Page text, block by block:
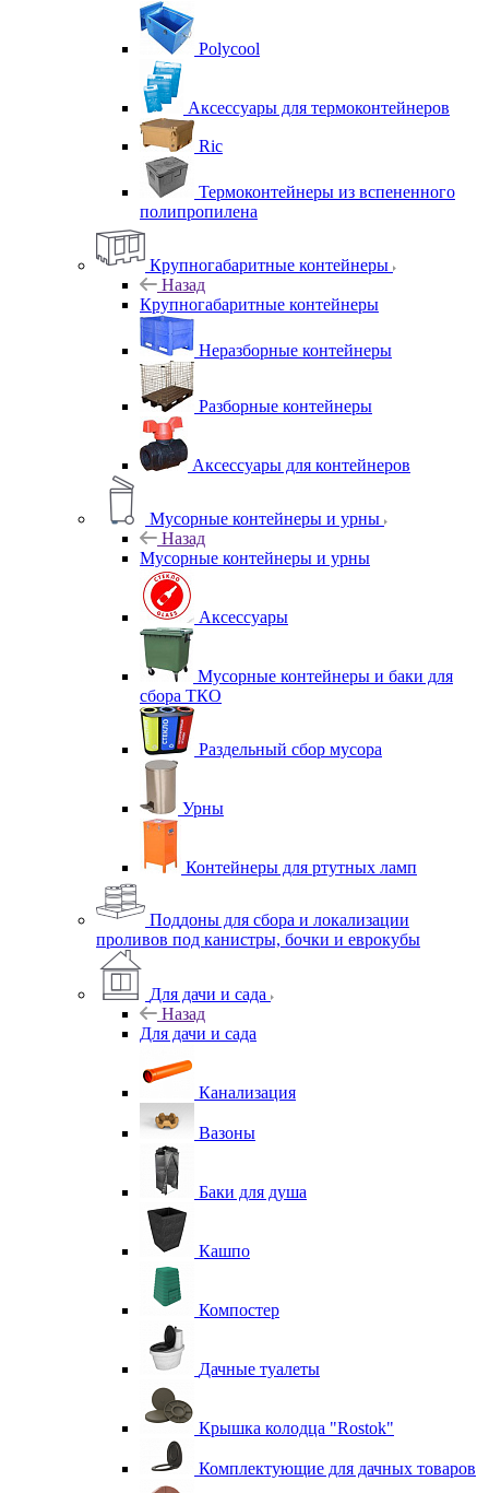
Polycool
Аксессуары для термоконтейнеров
Ric
Термоконтейнеры из вспененного
полипропилена
Крупногабаритные контейнеры
Назад
Крупногабаритные контейнеры
Неразборные контейнеры
Разборные контейнеры
Аксессуары для контейнеров
Мусорные контейнеры и урны
Назад
Мусорные контейнеры и урны
Аксессуары
Мусорные контейнеры и баки для
сбора ТКО
Раздельный сбор мусора
Урны
Контейнеры для ртутных ламп
Поддоны для сбора и локализации
проливов под канистры, бочки и еврокубы
Для дачи и сада
Назад
Для дачи и сада
Канализация
Вазоны
Баки для душа
Кашпо
Компостер
Дачные туалеты
Крышка колодца "Rostok"
Комплектующие для дачных товаров